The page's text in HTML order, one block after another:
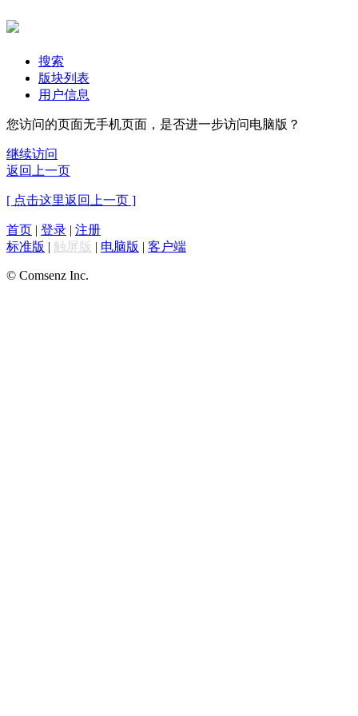
搜索
版块列表
用户信息
您访问的页面无手机页面，是否进一步访问电脑版？
继续访问
返回上一页
[ 点击这里返回上一页 ]
首页 | 登录 | 注册
标准版 | 触屏版 | 电脑版 | 客户端
© Comsenz Inc.